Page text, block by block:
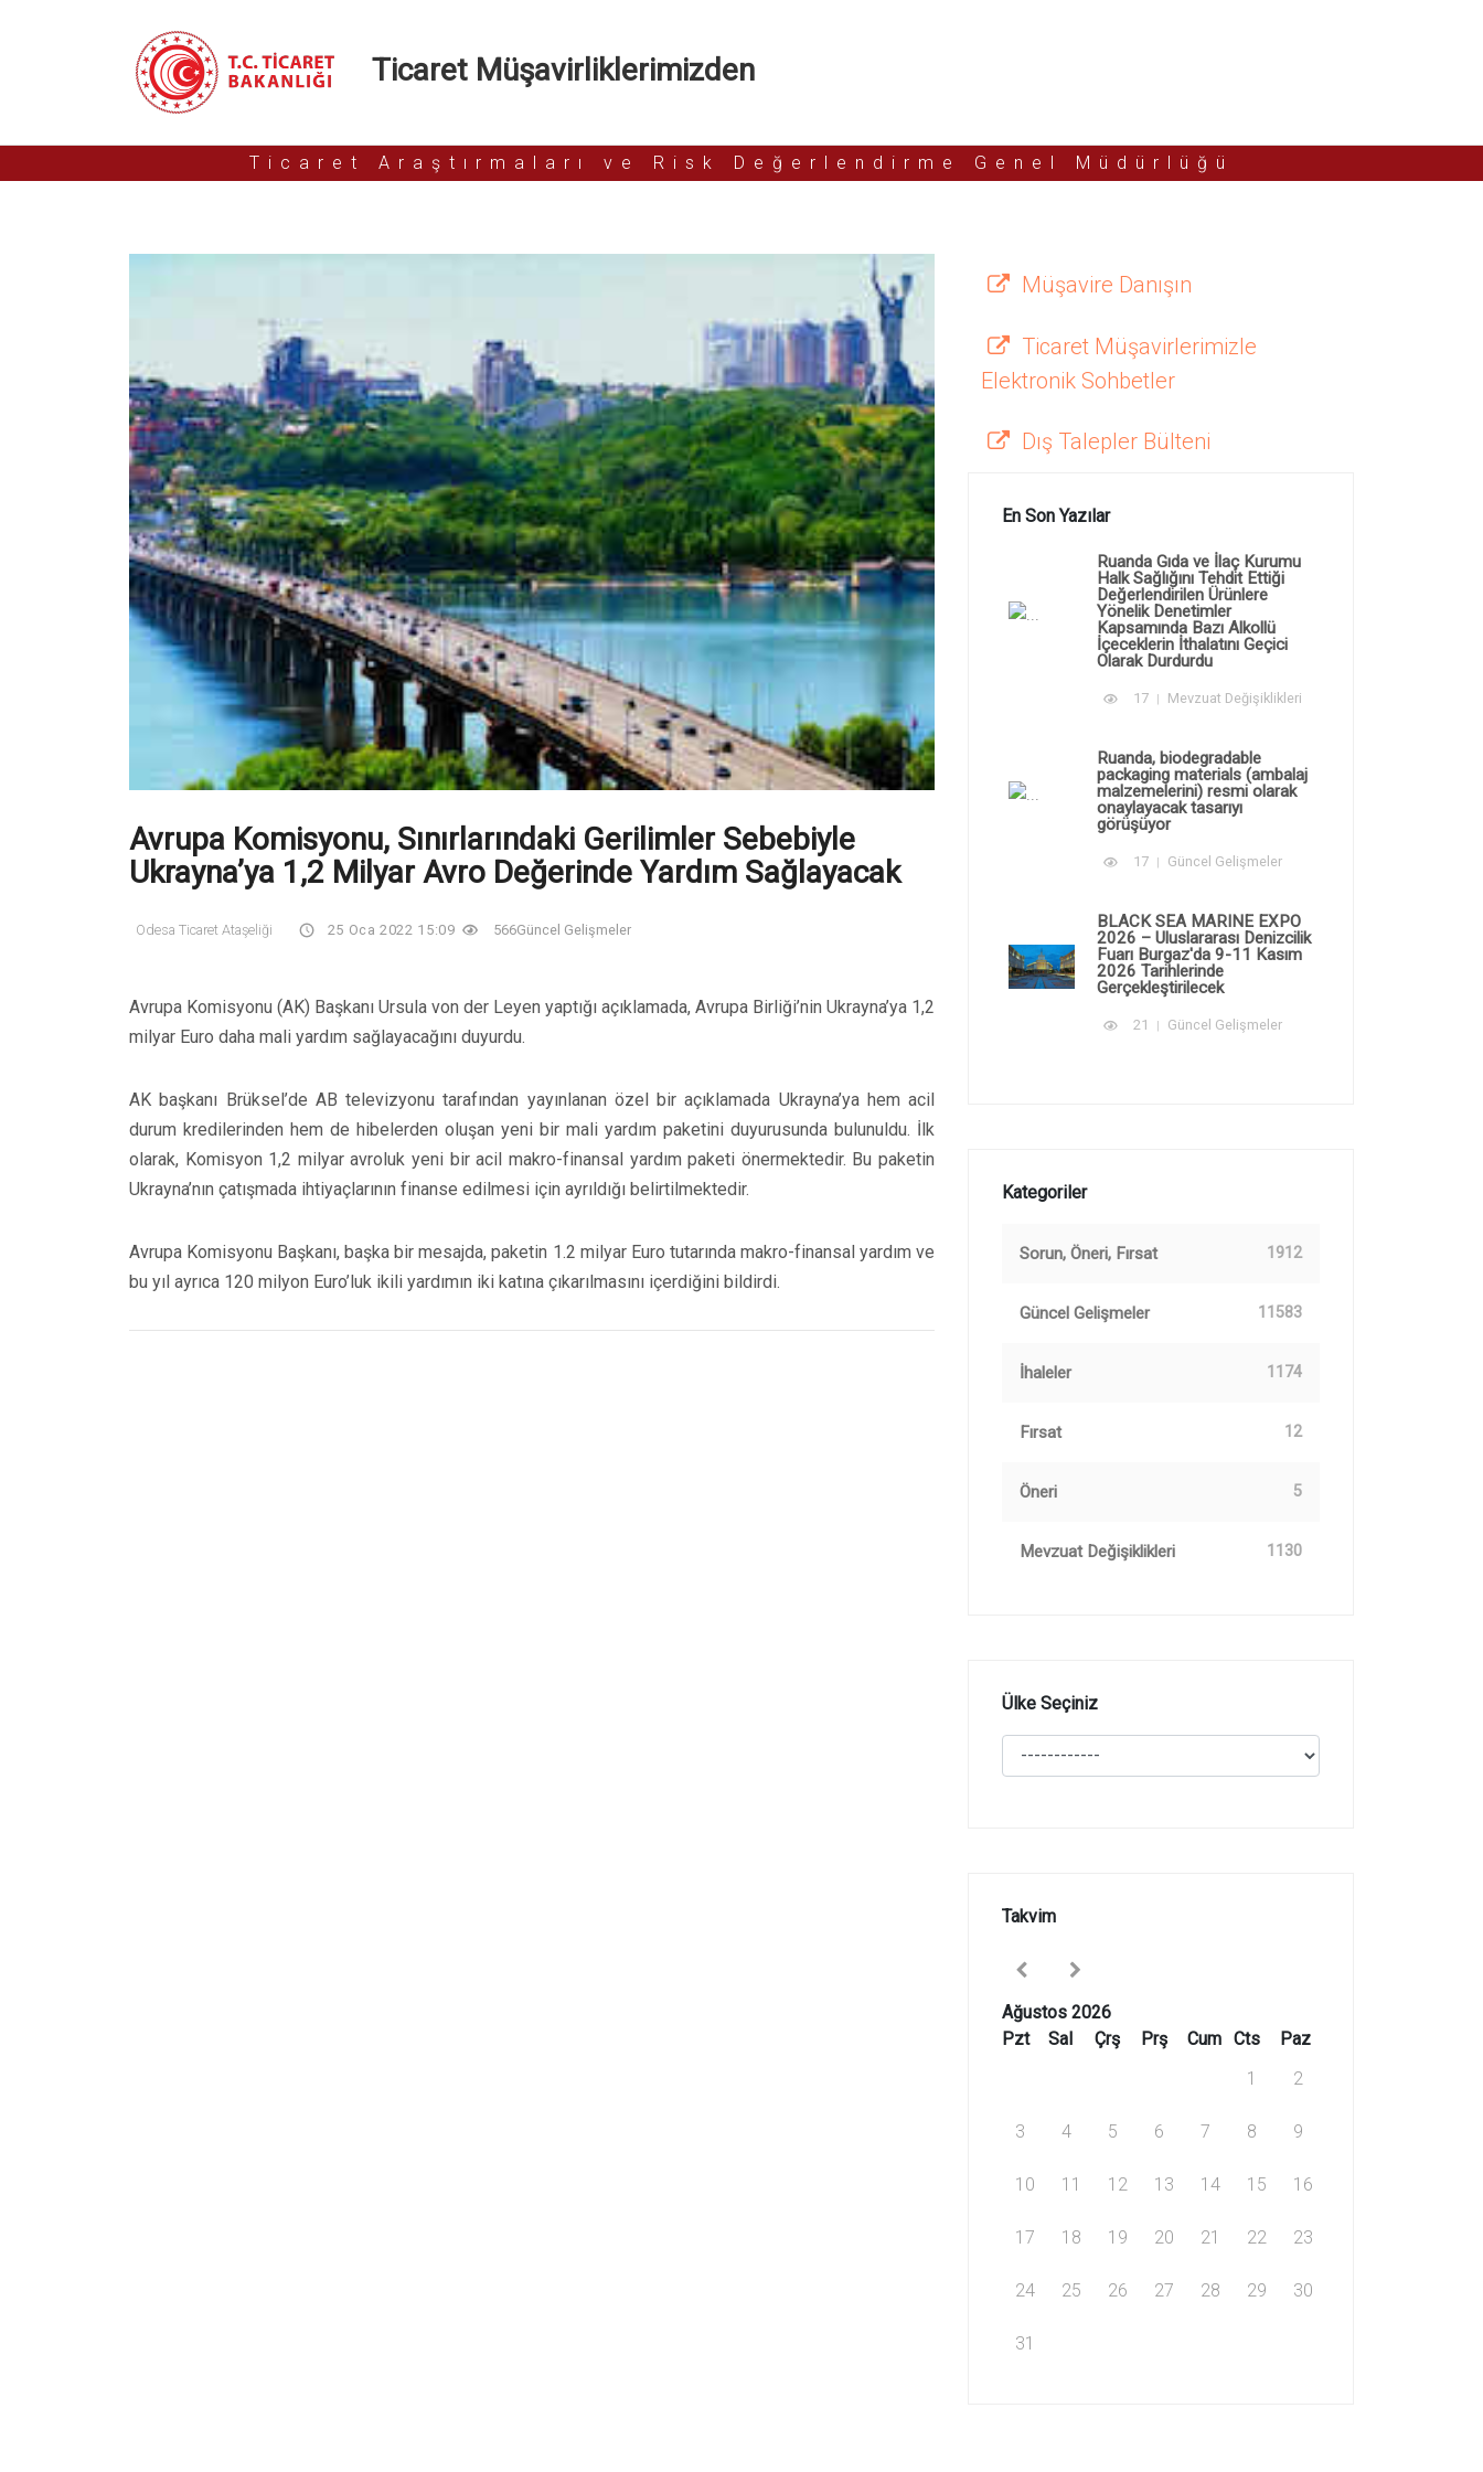
Ticaret Müşavirliklerimizden
Ticaret Araştırmaları ve Risk Değerlendirme Genel Müdürlüğü
Avrupa Komisyonu, Sınırlarındaki Gerilimler Sebebiyle
Ukrayna’ya 1,2 Milyar Avro Değerinde Yardım Sağlayacak
Odesa Ticaret Ataşeliği 25 Oca 2022 15:09 566Güncel Gelişmeler
Avrupa Komisyonu (AK) Başkanı Ursula von der Leyen yaptığı açıklamada, Avrupa Birliği’nin Ukrayna’ya 1,2
milyar Euro daha mali yardım sağlayacağını duyurdu.
AK başkanı Brüksel’de AB televizyonu tarafından yayınlanan özel bir açıklamada Ukrayna’ya hem acil
durum kredilerinden hem de hibelerden oluşan yeni bir mali yardım paketini duyurusunda bulunuldu. İlk
olarak, Komisyon 1,2 milyar avroluk yeni bir acil makro-finansal yardım paketi önermektedir. Bu paketin
Ukrayna’nın çatışmada ihtiyaçlarının finanse edilmesi için ayrıldığı belirtilmektedir.
Avrupa Komisyonu Başkanı, başka bir mesajda, paketin 1.2 milyar Euro tutarında makro-finansal yardım ve
bu yıl ayrıca 120 milyon Euro’luk ikili yardımın iki katına çıkarılmasını içerdiğini bildirdi.
Müşavire Danışın
Ticaret Müşavirlerimizle
Elektronik Sohbetler
Dış Talepler Bülteni
En Son Yazılar
Ruanda Gıda ve İlaç Kurumu
Halk Sağlığını Tehdit Ettiği
Değerlendirilen Ürünlere
Yönelik Denetimler
Kapsamında Bazı Alkollü
İçeceklerin İthalatını Geçici
Olarak Durdurdu
17 Mevzuat Değişiklikleri
Ruanda, biodegradable
packaging materials (ambalaj
malzemelerini) resmi olarak
onaylayacak tasarıyı
görüşüyor
17 Güncel Gelişmeler
BLACK SEA MARINE EXPO
2026 – Uluslararası Denizcilik
Fuarı Burgaz'da 9-11 Kasım
2026 Tarihlerinde
Gerçekleştirilecek
21 Güncel Gelişmeler
Kategoriler
Sorun, Öneri, Fırsat 1912
Güncel Gelişmeler 11583
İhaleler 1174
Fırsat 12
Öneri 5
Mevzuat Değişiklikleri 1130
Ülke Seçiniz
Takvim
Ağustos 2026
Pzt
Sal Çrş Prş Cum Cts
Paz
1
2
3 4 5 6 7 8 9
10 11 12 13 14 15 16
17 18 19 20 21 22 23
24 25 26 27 28 29 30
31